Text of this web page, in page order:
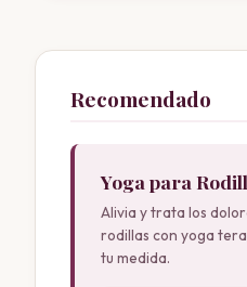
Recomendado
Yoga para
Alivia y trata los
rodillas con yoga
tu medida.